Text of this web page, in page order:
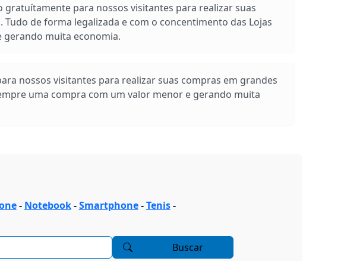
para nossos visitantes para realizar suas
de forma legalizada e com o concentimento das Lojas
gerando muita economia.
nossos visitantes para realizar suas compras em grandes
uma compra com um valor menor e gerando muita
- Notebook-Smartphone-Tenis-
Buscar